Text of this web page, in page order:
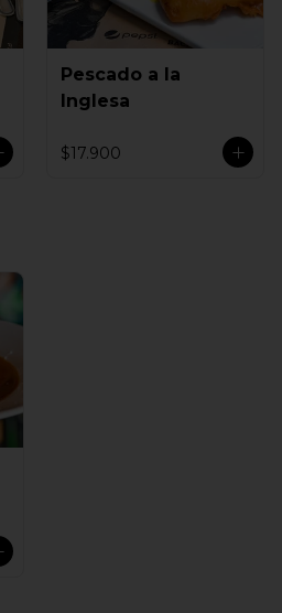
Pescado a la
Inglesa
$17.900